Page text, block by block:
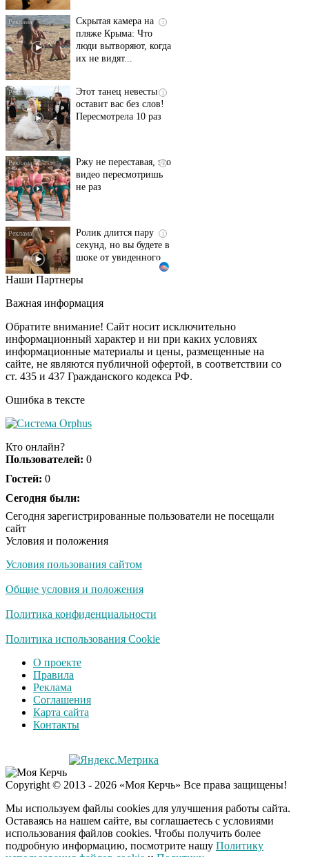
пляже Крыма: Что
люди вытворяют, когда
их не видят...
оставит вас без слов!
Пересмотрела 10 раз
видео пересмотришь
не раз
секунд, но вы будете в
шоке от увиденного
Взломали Telegram
нашлось в переписках
i
Ролик из Омска: вы
будете смеяться долго
Королева вагона
Наши Партнеры
Важная информация
Обратите внимание! Сайт носит исключительно
информационный характер и ни при каких условиях
информационные материалы и цены, размещенные на
сайте, не являются публичной офертой, в соответствии со
ст. 435 и 437 Гражданского кодекса РФ.
Ошибка в тексте
Кто онлайн?
Пользователей: 0
Гостей: 0
Сегодня были:
Сегодня зарегистрированные пользователи не посещали
сайт
Условия и положения
Условия пользования сайтом
Общие условия и положения
Политика конфиденциальности
Политика использования Cookie
О проекте
Правила
Реклама
Соглашения
Карта сайта
Контакты
Copyright © 2013 - 2026 «Моя Керчь» Все права защищены!
Мы используем файлы cookies для улучшения работы сайта.
Оставаясь на нашем сайте, вы соглашаетесь с условиями
использования файлов cookies. Чтобы получить более
подробную информацию, посмотрите нашу Политику